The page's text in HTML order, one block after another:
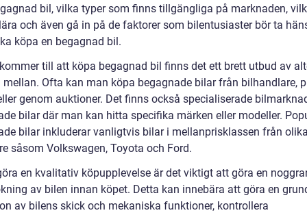
bil, vilka typer som finns tillgängliga på marknaden,
och även gå in på de faktorer som bilentusiaster bör ta
köpa en begagnad bil.
till att köpa begagnad bil finns det ett brett utbud av
Ofta kan man köpa begagnade bilar från bilhandlare,
genom auktioner. Det finns också specialiserade
bilar där man kan hitta specifika märken eller modeller.
bilar inkluderar vanligtvis bilar i mellanprisklassen från
såsom Volkswagen, Toyota och Ford.
en kvalitativ köpupplevelse är det viktigt att göra en
av bilen innan köpet. Detta kan innebära att göra en
av bilens skick och mekaniska funktioner, kontrollera